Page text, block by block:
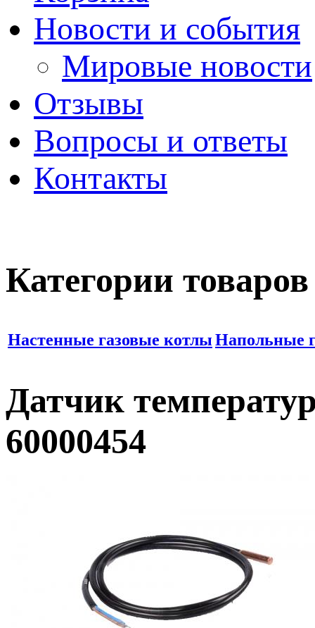
Новости и события
Мировые новости
Отзывы
Вопросы и ответы
Контакты
Категории товаров
Настенные газовые котлыНапольные
Датчик
60000454